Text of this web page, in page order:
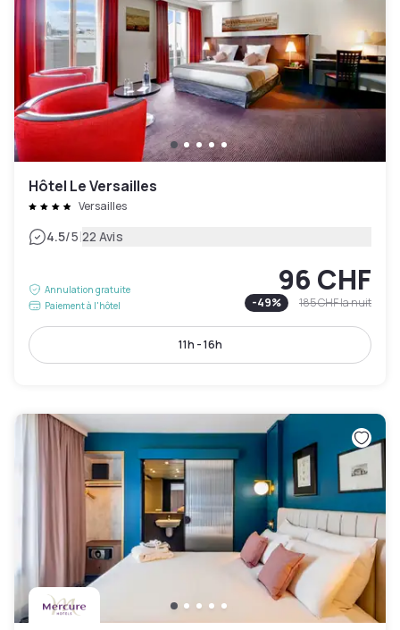
Hôtel Le Versailles
Versailles
4.5/5|22 Avis
Annulation gratuite
Paiement à l'hôtel
96 CHF
-49% 185 CHFla nuit
11h - 16h